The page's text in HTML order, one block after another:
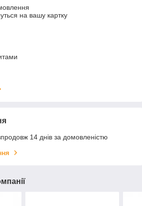
на вашу картку
14 днів за домовленістю